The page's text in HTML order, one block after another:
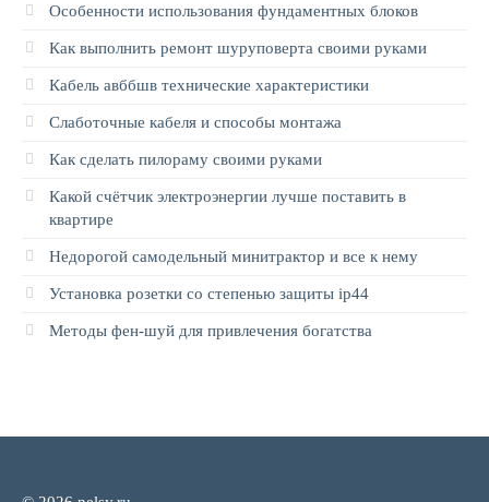
Особенности использования фундаментных блоков
Как выполнить ремонт шуруповерта своими руками
Кабель авббшв технические характеристики
Слаботочные кабеля и способы монтажа
Как сделать пилораму своими руками
Какой счётчик электроэнергии лучше поставить в
квартире
Недорогой самодельный минитрактор и все к нему
Установка розетки со степенью защиты ip44
Методы фен-шуй для привлечения богатства